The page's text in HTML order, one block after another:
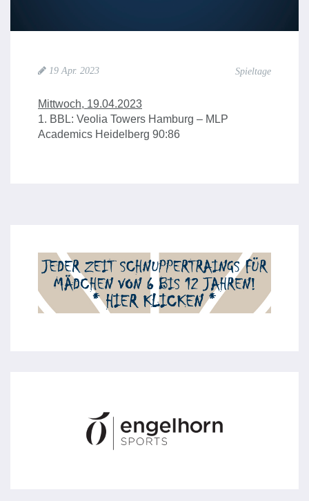
19 Apr. 2023 Spieltage
Mittwoch, 19.04.2023
1. BBL: Veolia Towers Hamburg – MLP
Academics Heidelberg 90:86